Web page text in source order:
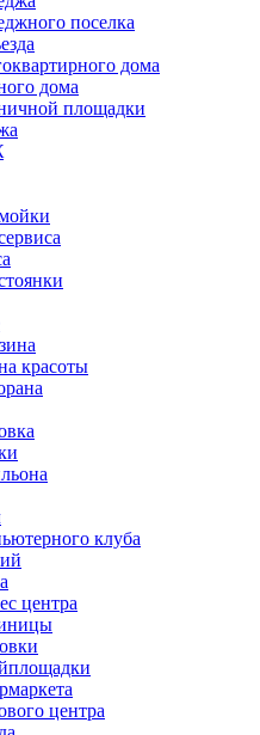
поселка
дома
дома
площадки
красоты
клуба
центра
центра